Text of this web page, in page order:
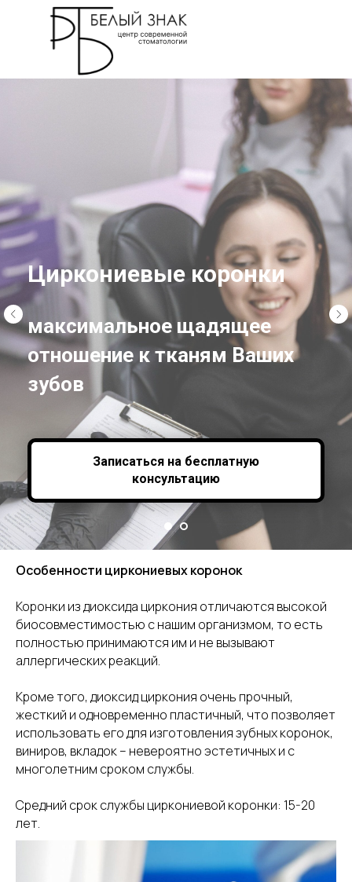
Циркониевые коронки
максимальное щадящее
отношение к тканям Ваших
зубов
Записаться на бесплатную
консультацию
Особенности циркониевых коронок
Коронки из диоксида циркония отличаются высокой
биосовместимостью с нашим организмом, то есть
полностью принимаются им и не вызывают
аллергических реакций.
Кроме того, диоксид циркония очень прочный,
жесткий и одновременно пластичный, что позволяет
использовать его для изготовления зубных коронок,
виниров, вкладок – невероятно эстетичных и с
многолетним сроком службы.
Средний срок службы циркониевой коронки: 15-20
лет.